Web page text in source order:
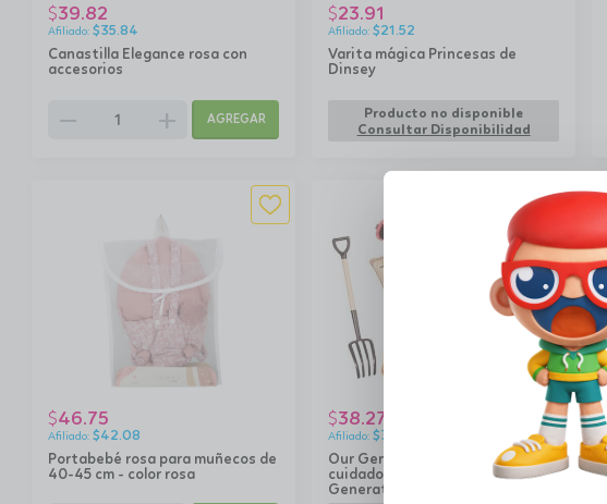
Canastilla Elegance rosa con
accesorios
$39.82
$35.84
remove add AGREGAR
Varita mágica Princesas de
Dinsey
$23.91
$21.52
Producto no disponible
Consultar Disponibilidad
Portabebé rosa para muñecos de
40-45 cm - color rosa
$46.75
$42.08
Our Generation - Set para el
cuidado del caballo Our
Generation
$38.27
$34.44